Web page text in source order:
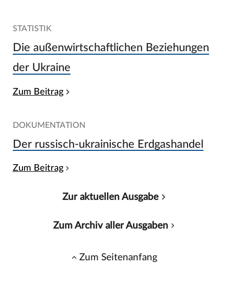
STATISTIK
Die außenwirtschaftlichen Beziehungen
der Ukraine
Zum Beitrag
DOKUMENTATION
Der russisch-ukrainische Erdgashandel
Zum Beitrag
Zur aktuellen Ausgabe
Zum Archiv aller Ausgaben
Zum Seitenanfang